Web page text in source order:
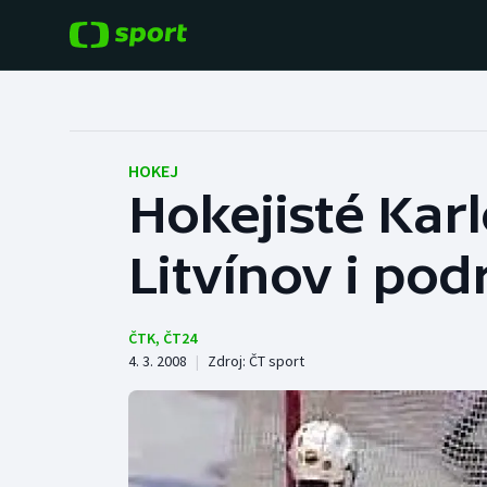
Hokej
Tenis
Cyklistika
Baseball a softbal
Basketbal
Boby a skeleton
Box
HOKEJ
Hokejisté
Litvínov i
ČTK, ČT24
4. 3. 2008 | Zdroj: ČT sport